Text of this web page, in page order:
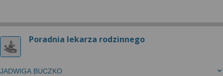
Poradnia lekarza rodzinnego
JADWIGA BUCZKO